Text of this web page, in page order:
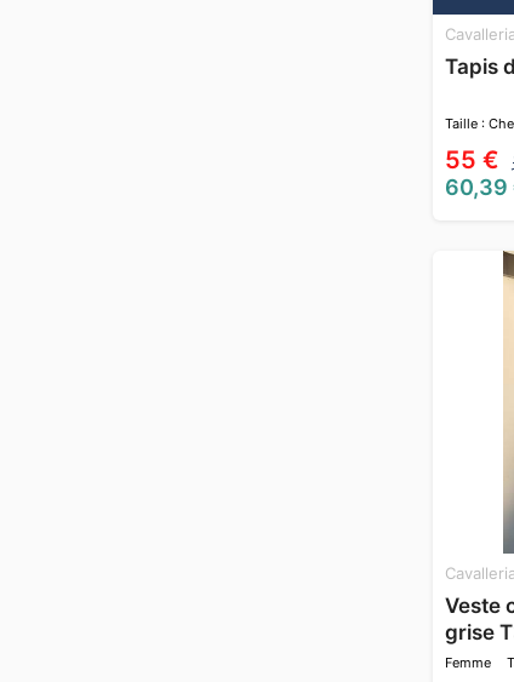
Tapis
Taille :
55 €
60,39
Veste
grise
Femme